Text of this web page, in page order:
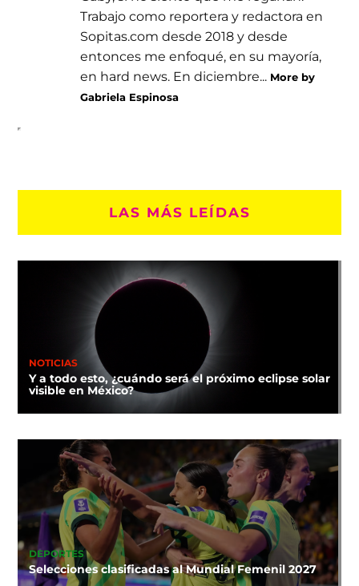
Trabajo como reportera y redactora en
Sopitas.com desde 2018 y desde
entonces me enfoqué, en su mayoría,
en hard news. En diciembre... More by
Gabriela Espinosa
LAS MÁS LEÍDAS
NOTICIAS
Y a todo esto, ¿cuándo será el próximo eclipse solar
visible en México?
DEPORTES
Selecciones clasificadas al Mundial Femenil 2027